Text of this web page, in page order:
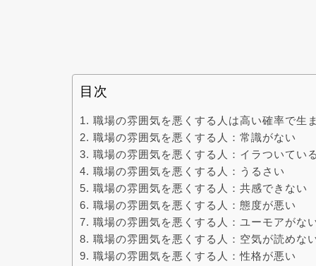
目次
職場の雰囲気を悪くする人は高い確率で生
職場の雰囲気を悪くする人：常識がない
職場の雰囲気を悪くする人：イラついている
職場の雰囲気を悪くする人：うるさい
職場の雰囲気を悪くする人：共感できない
職場の雰囲気を悪くする人：態度が悪い
職場の雰囲気を悪くする人：ユーモアがな
職場の雰囲気を悪くする人：空気が読めな
職場の雰囲気を悪くする人：性格が悪い